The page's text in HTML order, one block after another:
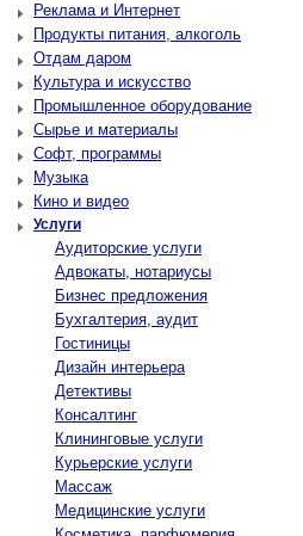
Реклама и Интернет
Продукты питания, алкоголь
Отдам даром
Культура и искусство
Промышленное оборудование
Сырье и материалы
Софт, программы
Музыка
Кино и видео
Услуги
Аудиторские услуги
Адвокаты, нотариусы
Бизнес предложения
Бухгалтерия, аудит
Гостиницы
Дизайн интерьера
Детективы
Консалтинг
Клининговые услуги
Курьерские услуги
Массаж
Медицинские услуги